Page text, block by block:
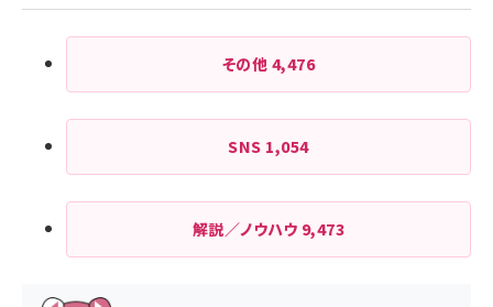
その他 4,476
SNS 1,054
解説／ノウハウ 9,473